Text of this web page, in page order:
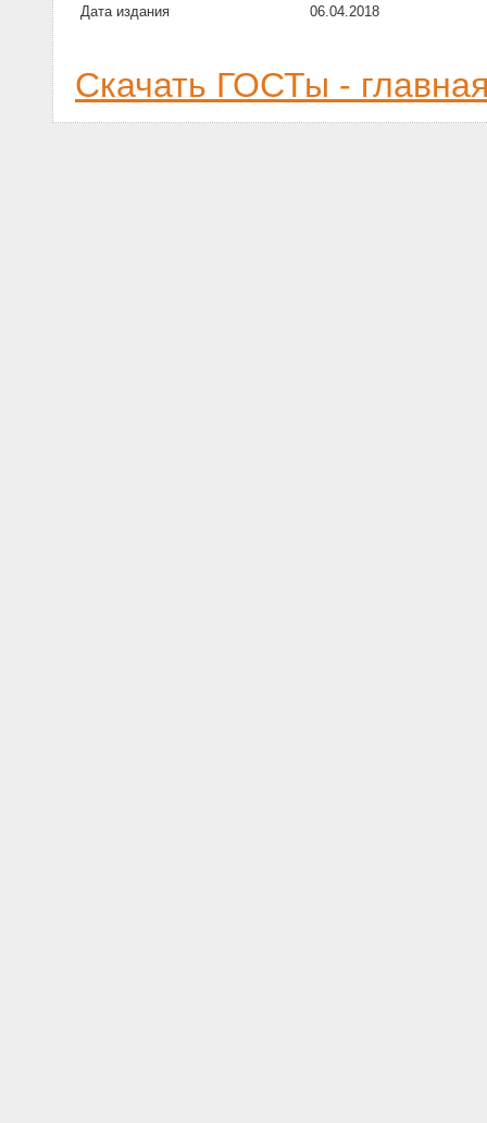
Дата издания
06.04.2018
Скачать ГОСТы -